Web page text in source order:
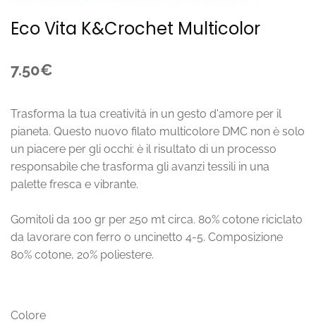
Eco Vita K&Crochet Multicolor
7.50€
Trasforma la tua creatività in un gesto d'amore per il
pianeta. Questo nuovo filato multicolore DMC non è solo
un piacere per gli occhi: è il risultato di un processo
responsabile che trasforma gli avanzi tessili in una
palette fresca e vibrante.
Gomitoli da 100 gr per 250 mt circa. 80% cotone riciclato
da lavorare con ferro o uncinetto 4-5. Composizione
80% cotone, 20% poliestere.
Colore